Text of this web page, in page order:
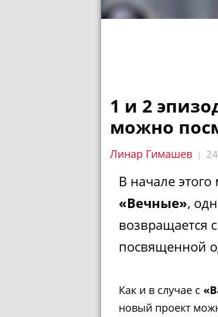
1 и 2
можно
Линар Гимашев |
В начале
«Вечные»,
возвращается
посвященной
Как и в случае с
новый проект